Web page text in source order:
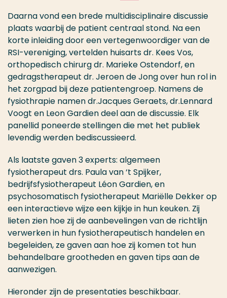
Daarna vond een brede multidisciplinaire discussie
plaats waarbij de patient centraal stond. Na een
korte inleiding door een vertegenwoordiger van de
RSI-vereniging, vertelden huisarts dr. Kees Vos,
orthopedisch chirurg dr. Marieke Ostendorf, en
gedragstherapeut dr. Jeroen de Jong over hun rol in
het zorgpad bij deze patientengroep. Namens de
fysiothrapie namen dr.Jacques Geraets, dr.Lennard
Voogt en Leon Gardien deel aan de discussie. Elk
panellid poneerde stellingen die met het publiek
levendig werden bediscussieerd.
Als laatste gaven 3 experts: algemeen
fysiotherapeut drs. Paula van ‘t Spijker,
bedrijfsfysiotherapeut Léon Gardien, en
psychosomatisch fysiotherapeut Mariëlle Dekker op
een interactieve wijze een kijkje in hun keuken. Zij
lieten zien hoe zij de aanbevelingen van de richtlijn
verwerken in hun fysiotherapeutisch handelen en
begeleiden, ze gaven aan hoe zij komen tot hun
behandelbare grootheden en gaven tips aan de
aanwezigen.
Hieronder zijn de presentaties beschikbaar.